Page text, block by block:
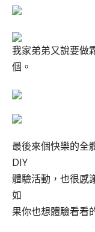
我家弟弟又說要做
個。
最後來個快樂的全
DIY
體驗活動，也很感
如
果你也想體驗看看